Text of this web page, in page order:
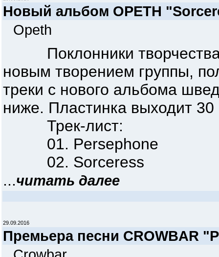
Новый альбом OPETH
Opeth
Поклонники творчества
новым творением группы,
треки с нового альбома
ниже. Пластинка выходит 30
Трек-лист:
01. Persephone
02. Sorceress
...читать далее
29.09.2016
Премьера песни CROWBAR